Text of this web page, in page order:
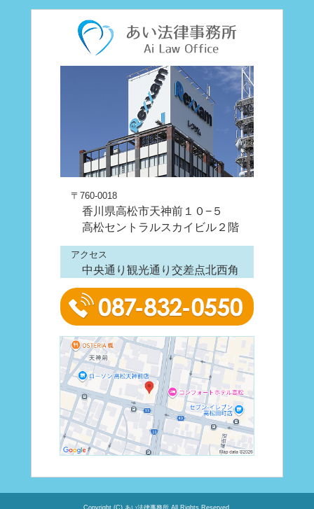
〒760-0018
香川県高松市天神前１０−５
高松セントラルスカイビル２階
アクセス
中央通り観光通り交差点北西角